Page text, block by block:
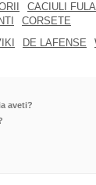
CACIULI
CORSETE
DE LAFENSE
aveti?